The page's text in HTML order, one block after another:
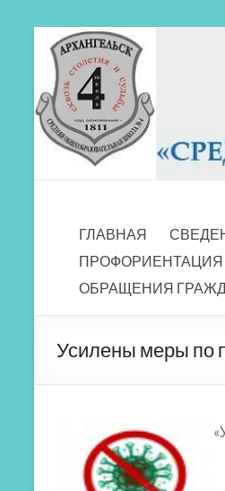
Перейти
содержимому
МБОУ СШ
ГЛАВНАЯ
ПРОФОРИЕНТАЦИЯ
ОБРАЩЕНИЯ
Усилены меры по